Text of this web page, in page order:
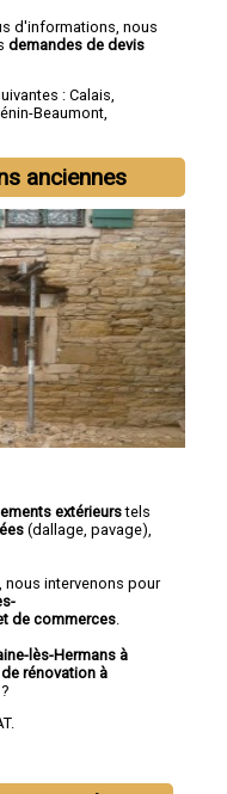
d'informations, nous
demandes de devis
: Calais,
Beaumont,
anciennes
extérieurstels
(dallage, pavage),
intervenons pour
de commerces
lès-Hermans à
rénovation à